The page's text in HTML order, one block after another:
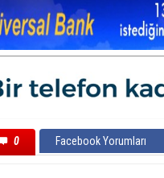
0 Facebook Yorumları